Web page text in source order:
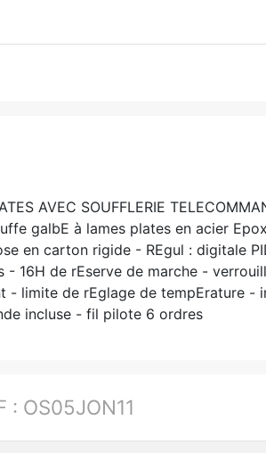
AVEC SOUFFLERIE
galbE à lames plates en acier
en carton rigide - REgul : digitale
16H de rEserve de marche -
limite de rEglage de tempErature -
incluse - fil pilote 6 ordres
: OS05JON11